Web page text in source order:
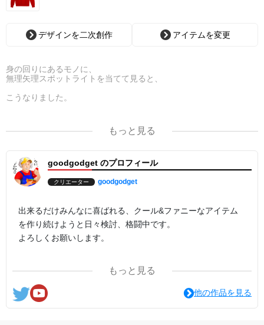
デザインを二次創作 アイテムを変更
身の回りにあるモノに、
無理矢理スポットライトを当てて見ると、
こうなりました。
もっと見る
goodgodget のプロフィール
クリエーター goodgodget
出来るだけみんなに喜ばれる、クール&ファニーなアイテム
を作り続けようと日々検討、格闘中です。
よろしくお願いします。
ここの他にも『日日彼是色々面白可笑し。IN SUZURI』や
nichinichioo by BASE にも展開中。
コチラもよろしくお願いします。
もっと見る
他の作品を見る